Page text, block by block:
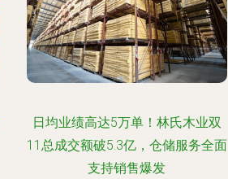
日均业绩高达5万单！林氏木业双
11总成交额破5.3亿，仓储服务全面
支持销售爆发